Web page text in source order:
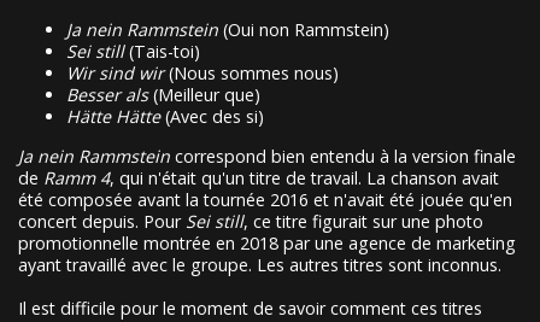
Ja nein Rammstein (Oui non Rammstein)
Sei still(Tais-toi)
Wir sind wir(Nous sommes nous)
Besser als(Meilleur que)
Hätte Hätte(Avec des si)
Ja nein Rammstein correspond bien entendu à la version finale
de Ramm 4, qui n'était qu'un titre de travail. La chanson avait
été composée avant la tournée 2016 et n'avait été jouée qu'en
concert depuis. Pour Sei still, ce titre figurait sur une photo
promotionnelle montrée en 2018 par une agence de marketing
ayant travaillé avec le groupe. Les autres titres sont inconnus.
Il est difficile pour le moment de savoir comment ces titres